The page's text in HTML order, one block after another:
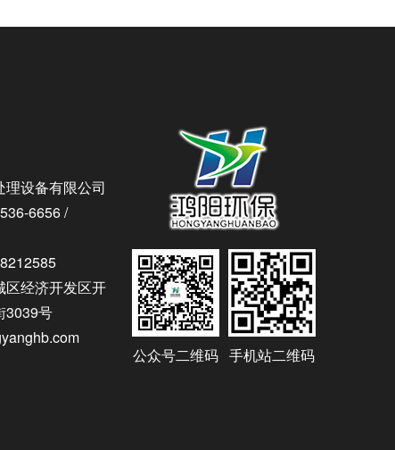
设备有限公司
6656 /
区经济开发区开
3039号
公众号二维码 手机站二维码